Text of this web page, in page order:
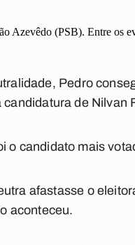
Azevêdo (PSB). Entre os
Pedro
de Nilvan
o candidato mais
afastasse o
aconteceu.